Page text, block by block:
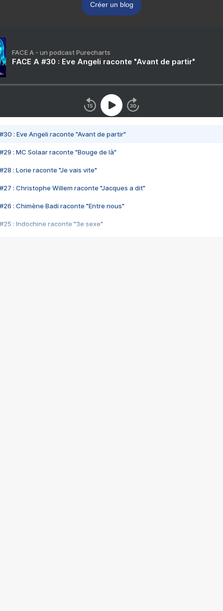
Créer un blog
FACE A - un podcast Purecharts
FACE A #30 : Eve Angeli raconte "Avant de partir"
#30 : Eve Angeli raconte "Avant de partir"
#29 : MC Solaar raconte "Bouge de là"
#28 : Lorie raconte "Je vais vite"
#27 : Christophe Willem raconte "Jacques a dit"
#26 : Chimène Badi raconte "Entre nous"
#25 : Indochine raconte "3e sexe"